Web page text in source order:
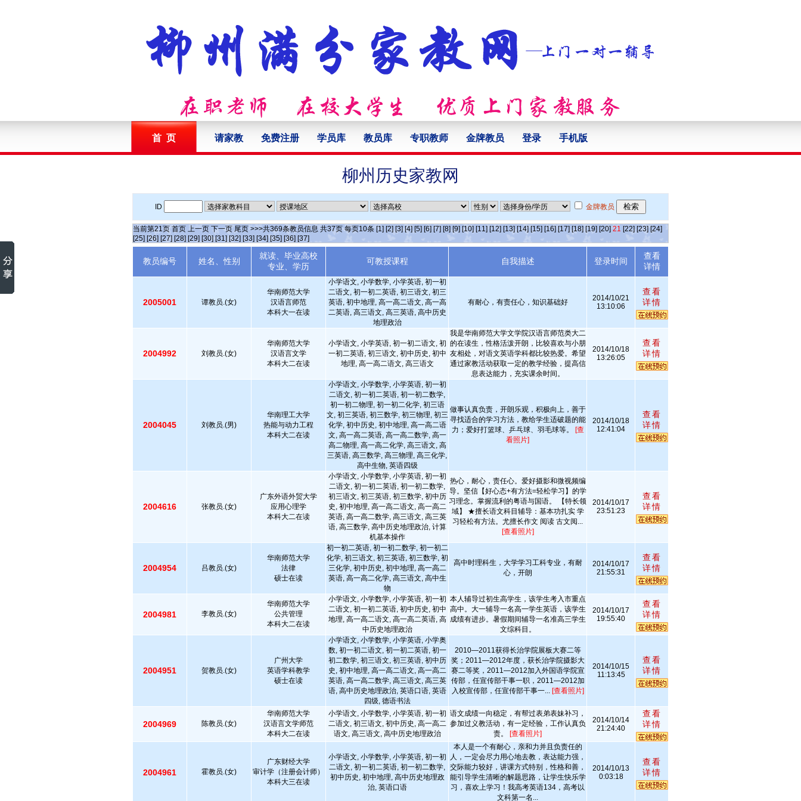
首 页 请家教 免费注册 学员库 教员库 专职教师 金牌教员 登录 手机版
柳州历史家教网
ID 金牌教员
当前第21页 首页 上一页 下一页 尾页 >>>共369条教员信息 共37页 每页10条 [1] [2] [3] [4] [5] [6] [7] [8] [9] [10] [11] [12] [13] [14] [15] [16] [17] [18] [19] [20] 21 [22] [23] [24]
[25] [26] [27] [28] [29] [30] [31] [32] [33] [34] [35] [36] [37]
教员编号 姓名、性别
就读、毕业高校
专业、学历
可教授课程 自我描述 登录时间
查看
详情
2005001 谭教员.(女)
华南师范大学
汉语言师范
本科大一在读
小学语文, 小学数学, 小学英语, 初一初
二语文, 初一初二英语, 初三语文, 初三
英语, 初中地理, 高一高二语文, 高一高
二英语, 高三语文, 高三英语, 高中历史
地理政治
有耐心，有责任心，知识基础好
2014/10/21
13:10:06
查看
详情
2004992 刘教员.(女)
华南师范大学
汉语言文学
本科大二在读
小学语文, 小学英语, 初一初二语文, 初
一初二英语, 初三语文, 初中历史, 初中
地理, 高一高二语文, 高三语文
我是华南师范大学文学院汉语言师范类大二
的在读生，性格活泼开朗，比较喜欢与小朋
友相处，对语文英语学科都比较热爱。希望
通过家教活动获取一定的教学经验，提高信
息表达能力，充实课余时间。
2014/10/18
13:26:05
查看
详情
2004045 刘教员.(男)
华南理工大学
热能与动力工程
本科大二在读
小学语文, 小学数学, 小学英语, 初一初
二语文, 初一初二英语, 初一初二数学,
初一初二物理, 初一初二化学, 初三语
文, 初三英语, 初三数学, 初三物理, 初三
化学, 初中历史, 初中地理, 高一高二语
文, 高一高二英语, 高一高二数学, 高一
高二物理, 高一高二化学, 高三语文, 高
三英语, 高三数学, 高三物理, 高三化学,
高中生物, 英语四级
做事认真负责，开朗乐观，积极向上，善于
寻找适合的学习方法，教给学生适破题的能
力；爱好打篮球、乒乓球、羽毛球等。
[查
看照片]
2014/10/18
12:41:04
查看
详情
2004616 张教员.(女)
广东外语外贸大学
应用心理学
本科大二在读
小学语文, 小学数学, 小学英语, 初一初
二语文, 初一初二英语, 初一初二数学,
初三语文, 初三英语, 初三数学, 初中历
史, 初中地理, 高一高二语文, 高一高二
英语, 高一高二数学, 高三语文, 高三英
语, 高三数学, 高中历史地理政治, 计算
机基本操作
热心，耐心，责任心。爱好摄影和微视频编
导。坚信【好心态+有方法=轻松学习】的学
习理念。掌握流利的粤语与国语。 【特长领
域】 ★擅长语文科目辅导：基本功扎实 学
习轻松有方法。尤擅长作文 阅读 古文阅...
[查看照片]
2014/10/17
23:51:23
查看
详情
2004954 吕教员.(女)
华南师范大学
法律
硕士在读
初一初二英语, 初一初二数学, 初一初二
化学, 初三语文, 初三英语, 初三数学, 初
三化学, 初中历史, 初中地理, 高一高二
英语, 高一高二化学, 高三语文, 高中生
物
高中时理科生，大学学习工科专业，有耐
心，开朗
2014/10/17
21:55:31
查看
详情
2004981 李教员.(女)
华南师范大学
公共管理
本科大二在读
小学语文, 小学数学, 小学英语, 初一初
二语文, 初一初二英语, 初中历史, 初中
地理, 高一高二语文, 高一高二英语, 高
中历史地理政治
本人辅导过初生高学生，该学生考入市重点
高中。大一辅导一名高一学生英语，该学生
成绩有进步。暑假期间辅导一名准高三学生
文综科目。
2014/10/17
19:55:40
查看
详情
2004951 贺教员.(女)
广州大学
英语学科教学
硕士在读
小学语文, 小学数学, 小学英语, 小学奥
数, 初一初二语文, 初一初二英语, 初一
初二数学, 初三语文, 初三英语, 初中历
史, 初中地理, 高一高二语文, 高一高二
英语, 高一高二数学, 高三语文, 高三英
语, 高中历史地理政治, 英语口语, 英语
四级, 德语书法
2010—2011获得长治学院展板大赛二等
奖；2011—2012年度，获长治学院摄影大
赛二等奖，2011—2012加入外国语学院宣
传部，任宣传部干事一职，2011—2012加
入校宣传部，任宣传部干事一... [查看照片]
2014/10/15
11:13:45
查看
详情
2004969 陈教员.(女)
华南师范大学
汉语言文学师范
本科大二在读
小学语文, 小学数学, 小学英语, 初一初
二语文, 初三语文, 初中历史, 高一高二
语文, 高三语文, 高中历史地理政治
语文成绩一向稳定，有帮过表弟表妹补习，
参加过义教活动，有一定经验，工作认真负
责。 [查看照片]
2014/10/14
21:24:40
查看
详情
2004961 霍教员.(女)
广东财经大学
审计学（注册会计师）
本科大三在读
小学语文, 小学数学, 小学英语, 初一初
二语文, 初一初二英语, 初一初二数学,
初中历史, 初中地理, 高中历史地理政
治, 英语口语
本人是一个有耐心，亲和力并且负责任的
人，一定会尽力用心地去教，表达能力强，
交际能力较好，讲课方式特别，性格和善，
能引导学生清晰的解题思路，让学生快乐学
习，喜欢上学习！我高考英语134，高考以
文科第一名...
2014/10/13
0:03:18
查看
详情